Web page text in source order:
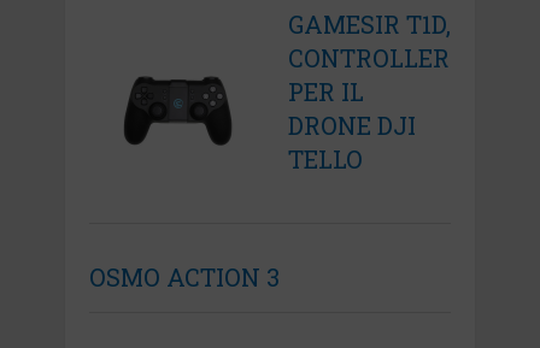
GAMESIR T1D,
CONTROLLER
PER IL
DRONE DJI
TELLO
OSMO ACTION 3